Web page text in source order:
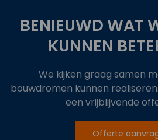
BENIEUWD WAT
KUNNEN
We kijken graag samen
bouwdromen kunnen
een vrijblijvende
Offerte